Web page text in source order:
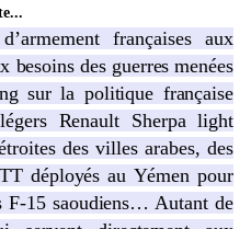
françaises aux
besoins des guerres menées
sur la politique française
Renault Sherpa light
des villes arabes, des
déployés au Yémen pour
F-15 saoudiens… Autant de